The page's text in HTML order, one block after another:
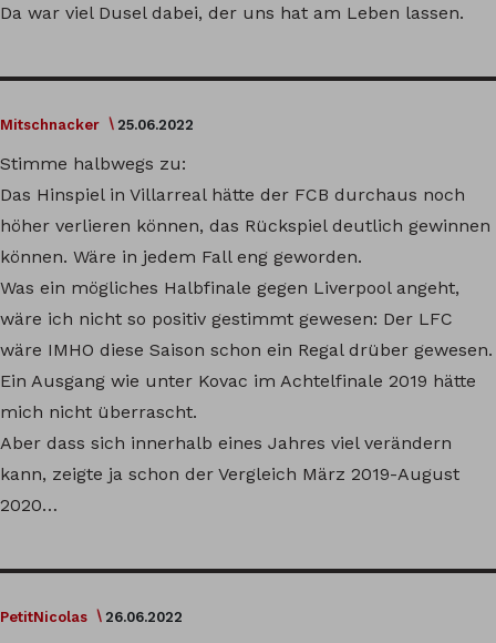
Da war viel Dusel dabei, der uns hat am Leben lassen.
Mitschnacker 25.06.2022
Stimme halbwegs zu:
Das Hinspiel in Villarreal hätte der FCB durchaus noch
höher verlieren können, das Rückspiel deutlich gewinnen
können. Wäre in jedem Fall eng geworden.
Was ein mögliches Halbfinale gegen Liverpool angeht,
wäre ich nicht so positiv gestimmt gewesen: Der LFC
wäre IMHO diese Saison schon ein Regal drüber gewesen.
Ein Ausgang wie unter Kovac im Achtelfinale 2019 hätte
mich nicht überrascht.
Aber dass sich innerhalb eines Jahres viel verändern
kann, zeigte ja schon der Vergleich März 2019-August
2020…
PetitNicolas 26.06.2022